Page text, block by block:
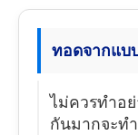
ทอดจากแบ
ไม่ควรทำอ
กันมากจะท